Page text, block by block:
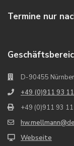
Termine nur
D-90455
+49 (0)911 93
+49 (0)911 93
Webseite